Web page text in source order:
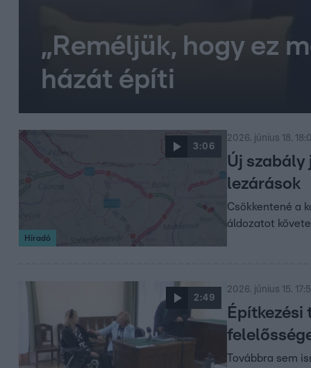
„Reméljük, hogy ez
házát építi
3:06
Híradó
2026. június 18.
Új
lezárások
Csökkentené a
áldozatot
2:49
2026. június 15.
Továbbra sem